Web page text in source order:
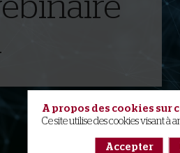
A propos des cookies sur
Ce site utilise des cookies visant à
Accepter